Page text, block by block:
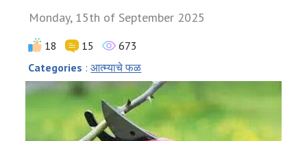
Monday, 15th of September 2025
18 15
673
Categories :आत्म्याचे फळ